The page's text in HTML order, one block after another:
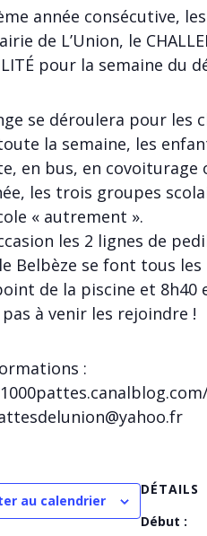
année consécutive,
de L’Union, le
pour la semaine du
se déroulera pour les
la semaine, les
en bus, en covoiturage
les trois groupes
« autrement ».
les 2 lignes de
Belbèze se font tous
de la piscine et 8h40
pas à venir les rejoindre !
:
au calendrier
DÉTAILS
Début :